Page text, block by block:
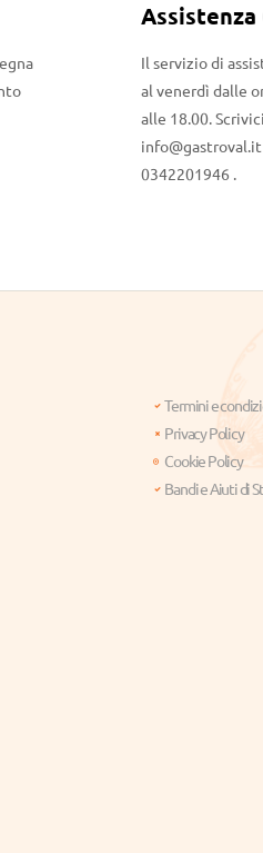
Il servizio di
al venerdì dalle
alle 18.00.
0342201946 .
Termini e
Privacy Policy
Cookie Policy
Bandi e Aiuti di